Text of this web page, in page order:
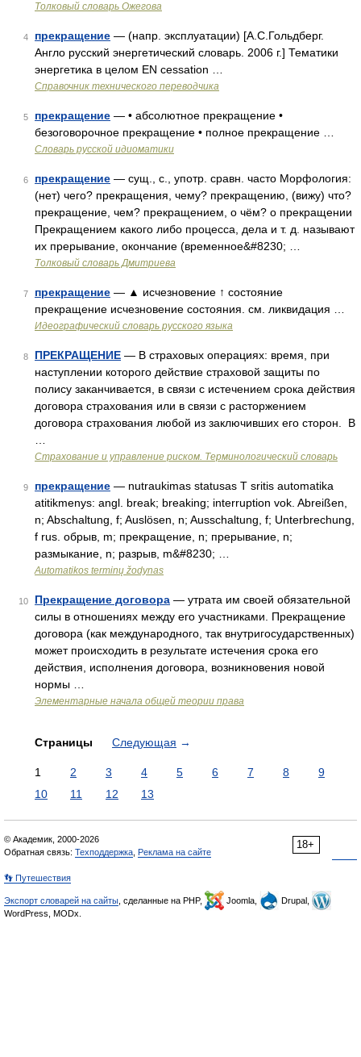
Толковый словарь Ожегова
4 прекращение — (напр. эксплуатации) [А.С.Гольдберг.
Англо русский энергетический словарь. 2006 г.] Тематики
энергетика в целом EN cessation …
Справочник технического переводчика
5 прекращение — • абсолютное прекращение •
безоговорочное прекращение • полное прекращение …
Словарь русской идиоматики
6 прекращение — сущ., с., употр. сравн. часто Морфология:
(нет) чего? прекращения, чему? прекращению, (вижу) что?
прекращение, чем? прекращением, о чём? о прекращении
Прекращением какого либо процесса, дела и т. д. называют
их прерывание, окончание (временное&#8230; …
Толковый словарь Дмитриева
7 прекращение — ▲ исчезновение ↑ состояние
прекращение исчезновение состояния. см. ликвидация …
Идеографический словарь русского языка
8 ПРЕКРАЩЕНИЕ — В страховых операциях: время, при
наступлении которого действие страховой защиты по
полису заканчивается, в связи с истечением срока действия
договора страхования или в связи с расторжением
договора страхования любой из заключивших его сторон. В
Страхование и управление риском. Терминологический словарь
9 прекращение — nutraukimas statusas T sritis automatika
atitikmenys: angl. break; breaking; interruption vok. Abreißen,
n; Abschaltung, f; Auslösen, n; Ausschaltung, f; Unterbrechung,
f rus. обрыв, m; прекращение, n; прерывание, n;
размыкание, n; разрыв, m&#8230; …
Automatikos terminų žodynas
10 Прекращение договора — утрата им своей обязательной
силы в отношениях между его участниками. Прекращение
договора (как международного, так внутригосударственных)
может происходить в результате истечения срока его
действия, исполнения договора, возникновения новой
нормы …
Элементарные начала общей теории права
Страницы Следующая →
1 2 3 4 5 6 7 8
9
10
11 12 13
18+
© Академик, 2000-2026
Обратная связь: Техподдержка Реклама на сайте
👣 Путешествия
Экспорт словарей на сайты , сделанные на PHP, Joomla,
Drupal,
WordPress, MODx.